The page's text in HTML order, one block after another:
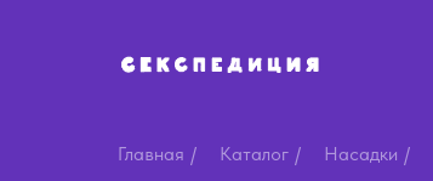
Главная / Каталог / Насадки /